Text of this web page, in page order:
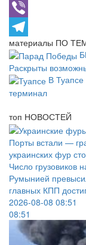
WhatsApp
Viber
Telegram
материалы ПО
Раскрыты
В
терминал
топ НОВОСТЕЙ
Порты встали —
украинских фур
Число грузовиков
Румынией
главных КПП
2026-08-08 08:51
08:51